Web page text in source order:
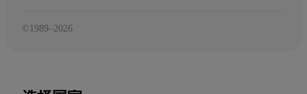
©1989–2026